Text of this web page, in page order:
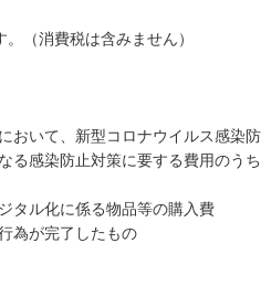
（消費税は含みません）
いて、新型コロナウイルス感染
る感染防止対策に要する費用のう
ル化に係る物品等の購入費
為が完了したもの